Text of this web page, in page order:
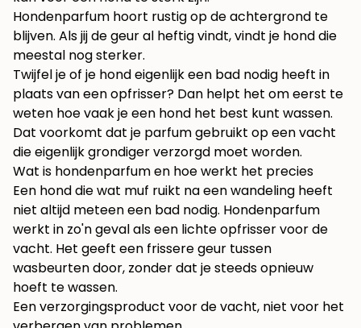
Hondenparfum hoort rustig op de achtergrond te
blijven. Als jij de geur al heftig vindt, vindt je hond die
meestal nog sterker.
Twijfel je of je hond eigenlijk een bad nodig heeft in
plaats van een opfrisser? Dan helpt het om eerst te
weten hoe vaak je een hond het best kunt wassen.
Dat voorkomt dat je parfum gebruikt op een vacht
die eigenlijk grondiger verzorgd moet worden.
Wat is hondenparfum en hoe werkt het precies
Een hond die wat muf ruikt na een wandeling heeft
niet altijd meteen een bad nodig. Hondenparfum
werkt in zo'n geval als een lichte opfrisser voor de
vacht. Het geeft een frissere geur tussen
wasbeurten door, zonder dat je steeds opnieuw
hoeft te wassen.
Een verzorgingsproduct voor de vacht, niet voor het